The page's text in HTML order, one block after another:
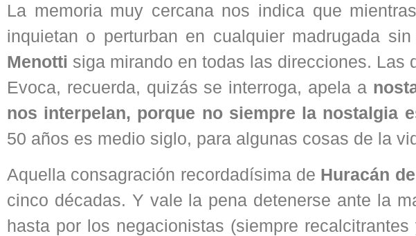
La memoria muy cercana nos indica que
inquietan o perturban en cualquier madrugada
Menotti siga mirando en todas las direcciones. Las
Evoca, recuerda, quizás se interroga, apela a
nos interpelan, porque no siempre la nostalgia
50 años es medio siglo, para algunas cosas de la
Aquella consagración recordadísima de Huracán
cinco décadas. Y vale la pena detenerse ante la
hasta por los negacionistas (siempre